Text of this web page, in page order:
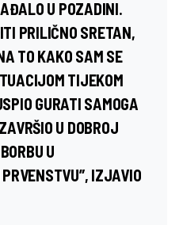
U POZADINI.
PRILIČNO SRETAN,
TO KAKO SAM SE
TIJEKOM
GURATI SAMOGA
U DOBROJ
U
IZJAVIO